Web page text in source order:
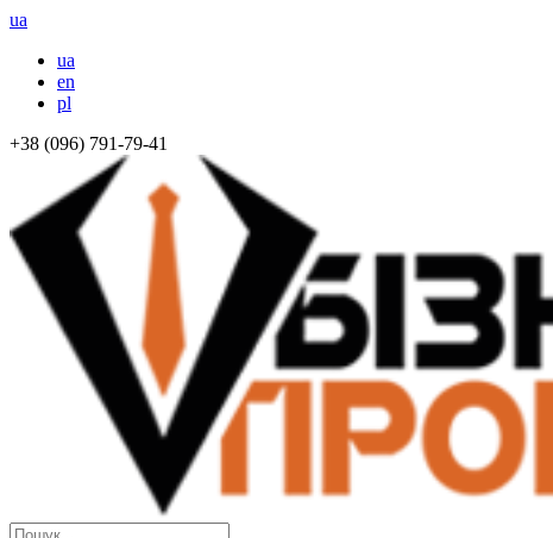
ua
ua
en
pl
+38 (096) 791-79-41